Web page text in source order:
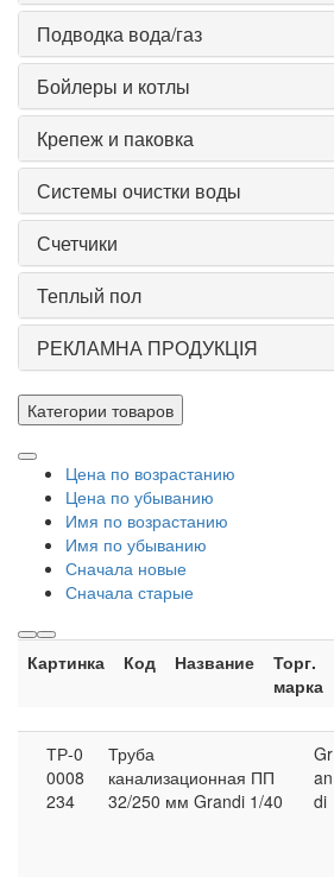
Подводка вода/газ
Бойлеры и котлы
Крепеж и паковка
Системы очистки воды
Счетчики
Теплый пол
РЕКЛАМНА ПРОДУКЦІЯ
Категории товаров
Цена по возрастанию
Цена по убыванию
Имя по возрастанию
Имя по убыванию
Сначала новые
Сначала старые
Картинка Код Название
Торг.
марка
ТР-0
0008
234
Труба
канализационная ПП
32/250 мм Grandi 1/40
Gr
an
di